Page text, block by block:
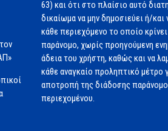
63) και ότι στο πλαίσιο αυτό
δικαίωμα να μην δημοσιεύει ή/και
κάθε περιεχόμενο το οποίο κρίνει
παράνομο, χωρίς προηγούμενη
άδεια του χρήστη, καθώς και να
κάθε αναγκαίο προληπτικό μέτρο
αποτροπή της διάδοσης
περιεχομένου.